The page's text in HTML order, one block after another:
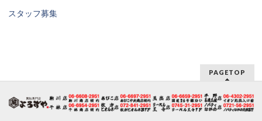
スタッフ募集
PAGETOP